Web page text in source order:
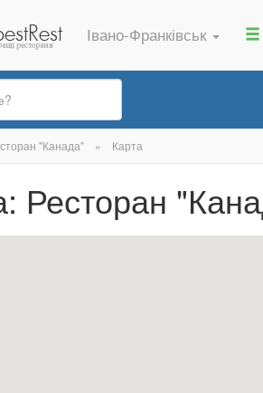
Івано-Франківськ
"Канада" » Карта
Ресторан